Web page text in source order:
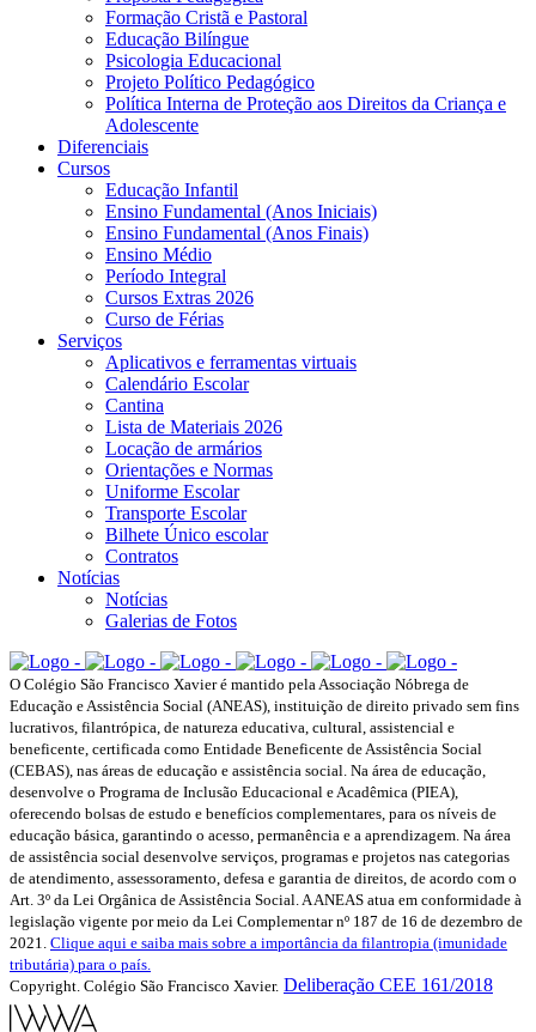
Formação Cristã e Pastoral
Educação Bilíngue
Psicologia Educacional
Projeto Político Pedagógico
Política Interna de Proteção aos Direitos da Criança e
Adolescente
Diferenciais
Cursos
Educação Infantil
Ensino Fundamental (Anos Iniciais)
Ensino Fundamental (Anos Finais)
Ensino Médio
Período Integral
Cursos Extras 2026
Curso de Férias
Serviços
Aplicativos e ferramentas virtuais
Calendário Escolar
Cantina
Lista de Materiais 2026
Locação de armários
Orientações e Normas
Uniforme Escolar
Transporte Escolar
Bilhete Único escolar
Contratos
Notícias
Notícias
Galerias de Fotos
O Colégio São Francisco Xavier é mantido pela Associação Nóbrega de
Educação e Assistência Social (ANEAS), instituição de direito privado sem fins
lucrativos, filantrópica, de natureza educativa, cultural, assistencial e
beneficente, certificada como Entidade Beneficente de Assistência Social
(CEBAS), nas áreas de educação e assistência social. Na área de educação,
desenvolve o Programa de Inclusão Educacional e Acadêmica (PIEA),
oferecendo bolsas de estudo e benefícios complementares, para os níveis de
educação básica, garantindo o acesso, permanência e a aprendizagem. Na área
de assistência social desenvolve serviços, programas e projetos nas categorias
de atendimento, assessoramento, defesa e garantia de direitos, de acordo com o
Art. 3º da Lei Orgânica de Assistência Social. A ANEAS atua em conformidade à
legislação vigente por meio da Lei Complementar nº 187 de 16 de dezembro de
2021. Clique aqui e saiba mais sobre a importância da filantropia (imunidade
tributária) para o país.
Copyright. Colégio São Francisco Xavier. Deliberação CEE 161/2018